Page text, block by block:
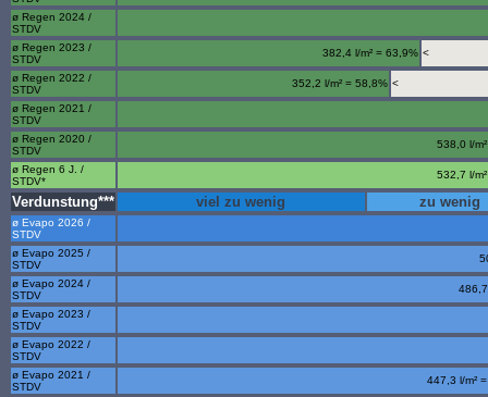
ø Regen 2024 /
STDV
ø Regen 2023 /
STDV
382,4 l/m² = 63,9% <
ø Regen 2022 /
STDV
352,2 l/m² = 58,8% <
ø Regen 2021 /
STDV
ø Regen 2020 /
STDV
538,0 l/
ø Regen 6 J. /
STDV*
532,7 l/
Verdunstung*** viel zu wenig zu wenig
ø Evapo 2026 /
STDV
ø Evapo 2025 /
STDV
ø Evapo 2024 /
STDV
ø Evapo 2023 /
STDV
ø Evapo 2022 /
STDV
ø Evapo 2021 /
STDV
447,3 l/m²